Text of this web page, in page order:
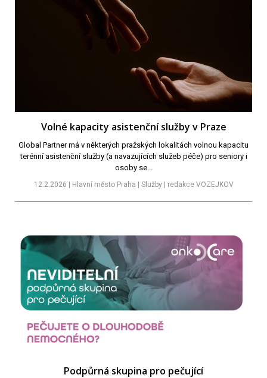
Volné kapacity asistenční služby v Praze
Global Partner má v některých pražských lokalitách volnou kapacitu
terénní asistenční služby (a navazujících služeb péče) pro seniory i
osoby se...
12.2.2026 | Hlavní město Praha | Služby | redakce VOZEJKOV
Podpůrná skupina pro pečující